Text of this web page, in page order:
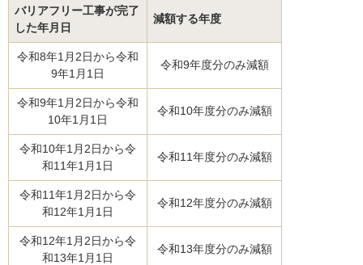
バリアフリー工事が完了
した年月日
減額する年度
令和8年1月2日から令和
9年1月1日
令和9年度分のみ減額
令和9年1月2日から令和
10年1月1日
令和10年度分のみ減額
令和10年1月2日から令
和11年1月1日
令和11年度分のみ減額
令和11年1月2日から令
和12年1月1日
令和12年度分のみ減額
令和12年1月2日から令
和13年1月1日
令和13年度分のみ減額